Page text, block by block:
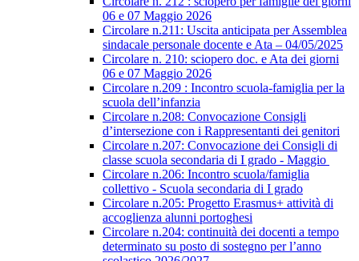
06 e 07 Maggio 2026
Circolare n.211: Uscita anticipata per Assemblea
sindacale personale docente e Ata – 04/05/2025
Circolare n. 210: sciopero doc. e Ata dei giorni
06 e 07 Maggio 2026
Circolare n.209 : Incontro scuola-famiglia per la
scuola dell’infanzia
Circolare n.208: Convocazione Consigli
d’intersezione con i Rappresentanti dei genitori
Circolare n.207: Convocazione dei Consigli di
classe scuola secondaria di I grado - Maggio
Circolare n.206: Incontro scuola/famiglia
collettivo - Scuola secondaria di I grado
Circolare n.205: Progetto Erasmus+ attività di
accoglienza alunni portoghesi
Circolare n.204: continuità dei docenti a tempo
determinato su posto di sostegno per l’anno